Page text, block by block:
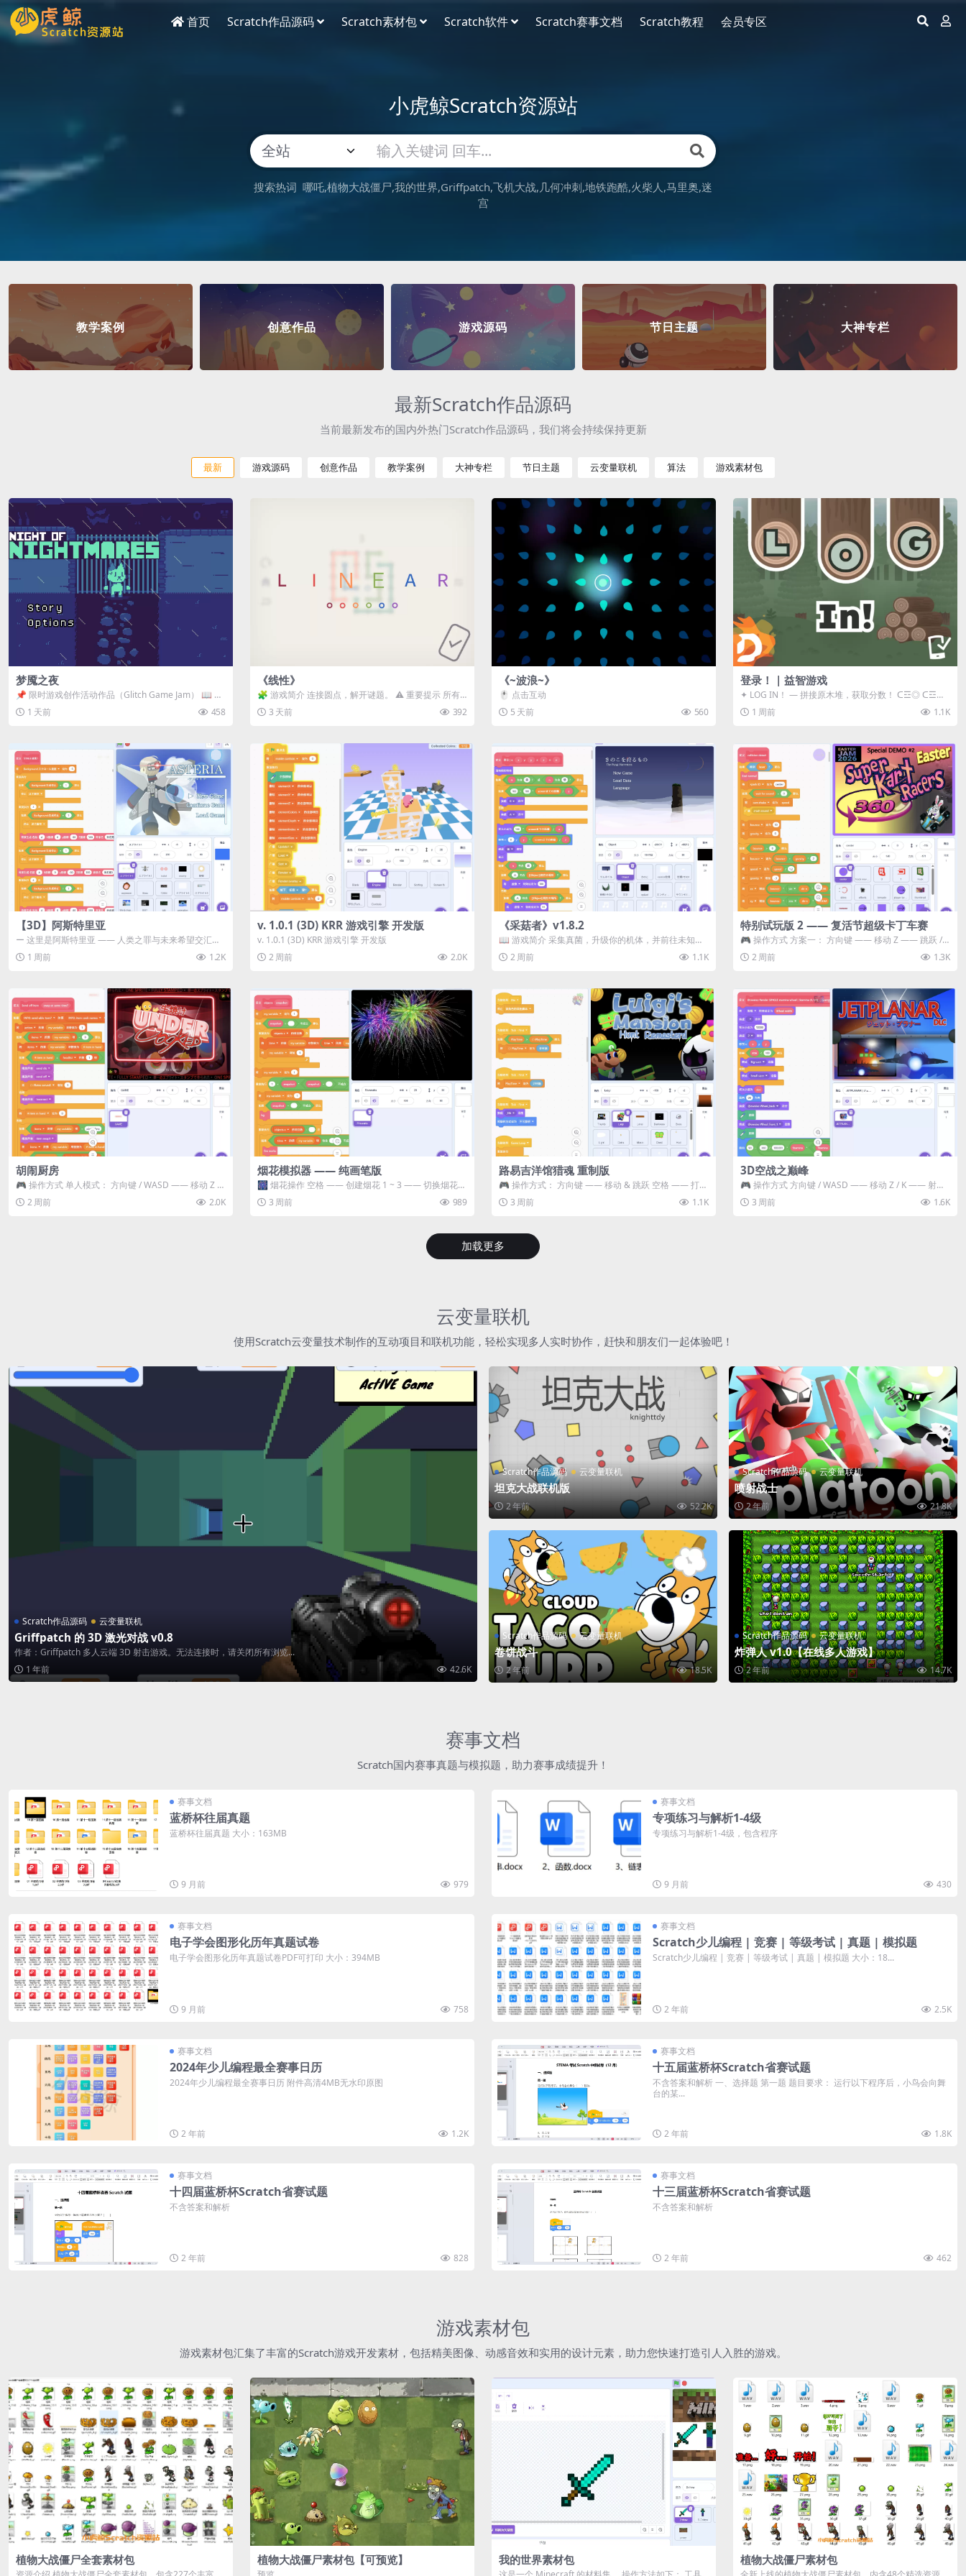
首页 Scratch作品源码 Scratch素材包 Scratch软件 Scratch赛事文档 Scratch教程 会员专区
小虎鲸Scratch资源站
搜索热词 哪吒 植物大战僵尸 我的世界 Griffpatch 飞机大战 几何冲刺 地铁跑酷 火柴人 马里奥 迷
宫
教学案例 创意作品 游戏源码 节日主题 大神专栏
最新Scratch作品源码
当前最新发布的国内外热门Scratch作品源码，我们将会持续保持更新
最新 游戏源码 创意作品 教学案例 大神专栏 节日主题 云变量联机 算法 游戏素材包
梦魇之夜
📌 限时游戏创作活动作品（Glitch Game Jam） 📖 故
事背景 怪物四...
1 天前 458
《线性》
🧩 游戏简介 连接圆点，解开谜题。 ⚠️ 重要提示 所有
关卡均可通关，请确保使用...
3 天前 392
《~波浪~》
🖱️ 点击互动
5 天前
560
登录！ | 益智游戏
✦ LOG IN！ — 拼接原木堆，获取分数！ ᑕ☲◎ ᑕ☲◎
ᑕ☲◎ ᑕ☲◎ ...
1 周前 1.1K
【3D】阿斯特里亚
ー 这里是阿斯特里亚 —— 人类之罪与未来希望交汇之
地 📖 游戏简介 《阿斯特里...
1 周前 1.2K
v. 1.0.1 (3D) KRR 游戏引擎 开发版
v. 1.0.1 (3D) KRR 游戏引擎 开发版
2 周前
2.0K
《采菇者》v1.8.2
📖 游戏简介 采集真菌，升级你的机体，并前往未知领
域探索。 这是一款静谧的探索冒...
2 周前 1.1K
特别试玩版 2 —— 复活节超级卡丁车赛
🎮 操作方式 方案一： 方向键 —— 移动 Z —— 跳跃 /
漂移 方案二： ...
2 周前 1.3K
胡闹厨房
🎮 操作方式 单人模式： 方向键 / WASD —— 移动 Z /
K —— 抓...
2 周前 2.0K
烟花模拟器 —— 纯画笔版
🎆 烟花操作 空格 —— 创建烟花 1 ~ 3 —— 切换烟花类
型 普通烟花 嘶...
3 周前 989
路易吉洋馆猎魂 重制版
🎮 操作方式： 方向键 —— 移动 & 跳跃 空格 —— 打开
宝箱 将你...
3 周前 1.1K
3D空战之巅峰
🎮 操作方式 方向键 / WASD —— 移动 Z / K —— 射击 /
攻击...
3 周前 1.6K
加载更多
云变量联机
使用Scratch云变量技术制作的互动项目和联机功能，轻松实现多人实时协作，赶快和朋友们一起体验吧！
Scratch作品源码 云变量联机
Griffpatch 的 3D 激光对战 v0.8
作者：Griffpatch 多人云端 3D 射击游戏。无法连接时，请关闭所有浏览...
1 年前
42.6K
Scratch作品源码 云变量联机
坦克大战联机版
2 年前 52.2K
Scratch作品源码 云变量联机
喷射战士
2 年前 21.8K
Scratch作品源码 云变量联机
卷饼战斗
2 年前 18.5K
Scratch作品源码 云变量联机
炸弹人 v1.0【在线多人游戏】
2 年前 14.7K
赛事文档
Scratch国内赛事真题与模拟题，助力赛事成绩提升！
赛事文档
蓝桥杯往届真题
蓝桥杯往届真题 大小：163MB
9 月前 979
赛事文档
专项练习与解析1-4级
专项练习与解析1-4级，包含程序
9 月前 430
赛事文档
电子学会图形化历年真题试卷
电子学会图形化历年真题试卷PDF可打印 大小：394MB
9 月前 758
赛事文档
Scratch少儿编程 | 竞赛 | 等级考试 | 真题 | 模拟题
Scratch少儿编程 | 竞赛 | 等级考试 | 真题 | 模拟题 大小：18...
2 年前 2.5K
赛事文档
2024年少儿编程最全赛事日历
2024年少儿编程最全赛事日历 附件高清4MB无水印原图
2 年前 1.2K
赛事文档
十五届蓝桥杯Scratch省赛试题
不含答案和解析 一、选择题 第一题 题目要求： 运行以下程序后，小鸟会向舞
台的某...
2 年前 1.8K
赛事文档
十四届蓝桥杯Scratch省赛试题
不含答案和解析
2 年前 828
赛事文档
十三届蓝桥杯Scratch省赛试题
不含答案和解析
2 年前 462
游戏素材包
游戏素材包汇集了丰富的Scratch游戏开发素材，包括精美图像、动感音效和实用的设计元素，助力您快速打造引人入胜的游戏。
植物大战僵尸全套素材包 植物大战僵尸素材包【可预览】 我的世界素材包 植物大战僵尸素材包